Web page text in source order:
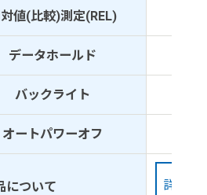
値(比較)測定(REL)
データホールド
バックライト
オートパワーオフ
について 詳しく